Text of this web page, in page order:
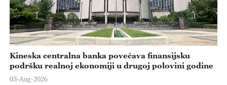
Kineska centralna banka povećava finansijsku
podršku realnoj ekonomiji u drugoj polovini godine
03-Aug-2026